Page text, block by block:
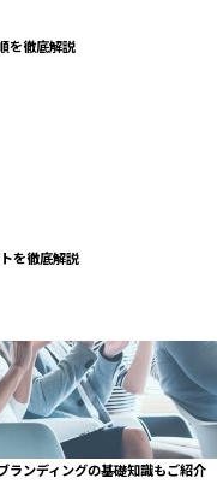
を徹底解説
を徹底解説
ランディングの基礎知識もご紹介